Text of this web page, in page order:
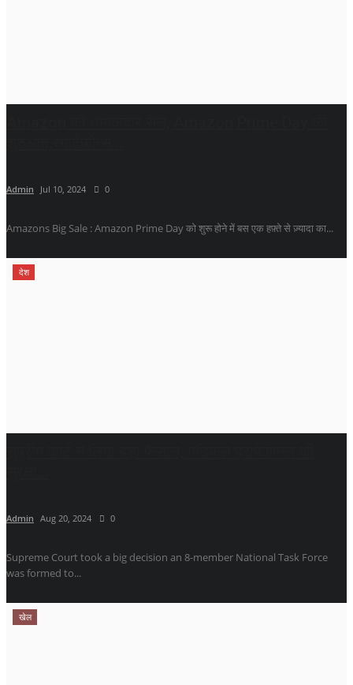
Admin Jul 10, 2024 0
Amazons Big Sale : Amazon Prime Day को शुरू होने में बस एक हफ़्ते से ज़्यादा का...
देश
Admin Aug 20, 2024 0
Supreme Court took a big decision an 8-member National Task Force
was formed to...
खेल